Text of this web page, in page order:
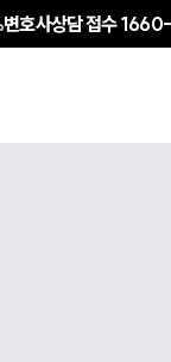
변호사상담 접수